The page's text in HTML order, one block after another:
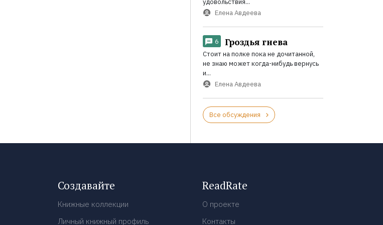
Елена Авдеева
6 Гроздья гнева
Стоит на полке пока не дочитанной,
не знаю может когда-нибудь вернусь
и...
Елена Авдеева
Все обсуждения
Создавайте
Книжные коллекции
Личный книжный профиль
ReadRate
О проекте
Контакты